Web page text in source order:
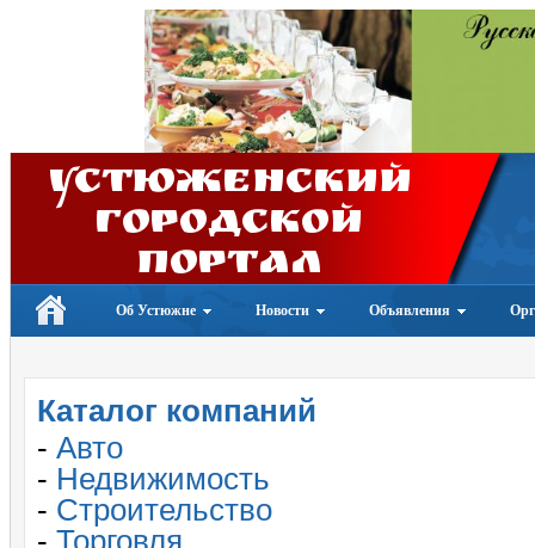
Устюженский
Городской
портал
Об Устюжне Новости Объявления
Каталог компаний
- Авто
- Недвижимость
- Строительство
- Торговля